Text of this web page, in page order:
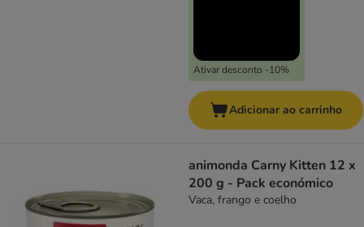
Ativar desconto -10%
Adicionar ao carrinho
animonda Carny Kitten 12 x
200 g - Pack económico
Vaca, frango e coelho